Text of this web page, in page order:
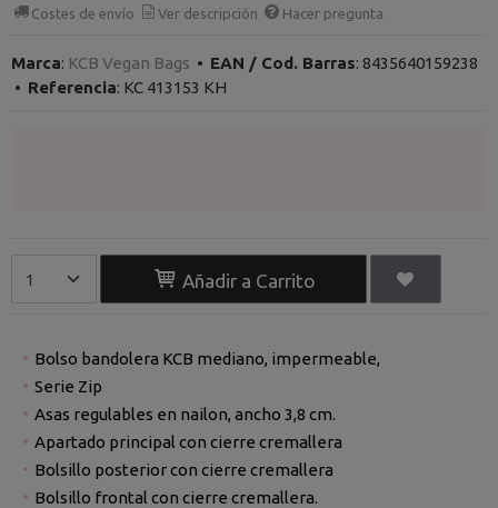
Costes de envío Ver descripción Hacer pregunta
Marca: KCB Vegan Bags • EAN / Cod. Barras: 8435640159238
• Referencia: KC 413153 KH
Añadir a Carrito
Bolso bandolera KCB mediano, impermeable,
Serie Zip
Asas regulables en nailon, ancho 3,8 cm.
Apartado principal con cierre cremallera
Bolsillo posterior con cierre cremallera
Bolsillo frontal con cierre cremallera.